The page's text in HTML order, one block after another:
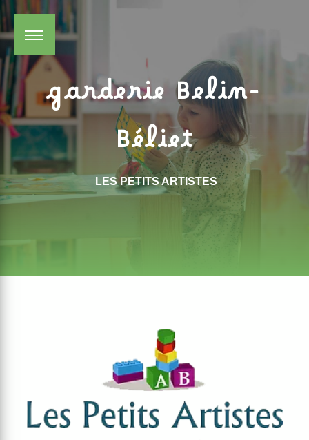
garderie Belin-
Béliet
LES PETITS ARTISTES
Panneau de gestion des cookies